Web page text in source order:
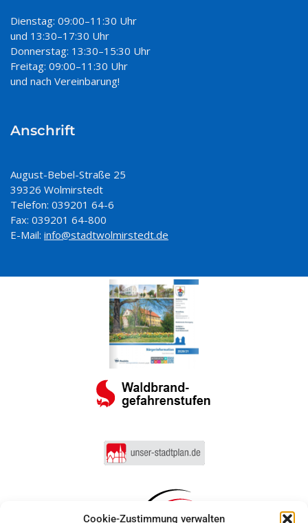
Cookie-Zustimmung verwalten
Dienstag: 09:00–11:30 Uhr
und 13:30–17:30 Uhr
Donnerstag: 13:30–15:30 Uhr
Freitag: 09:00–11:30 Uhr
und nach Vereinbarung!
Anschrift
August-Bebel-Straße 25
39326 Wolmirstedt
Telefon: 039201 64-6
Fax: 039201 64-800
E-Mail: info@stadtwolmirstedt.de